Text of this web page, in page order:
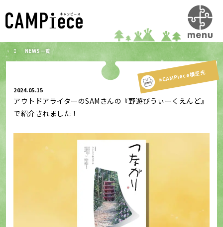
NEWS一覧
#CAMPiece横芝光
2024.05.15
アウトドアライターのSAMさんの『野遊びうぃーくえんど』
で紹介されました！